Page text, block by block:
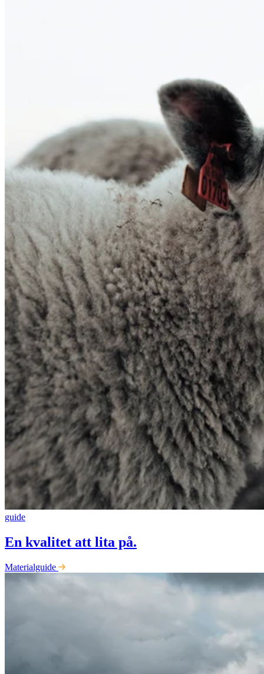
guide
En kvalitet att lita på.
Materialguide